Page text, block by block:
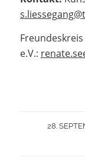
e.V.:
28.